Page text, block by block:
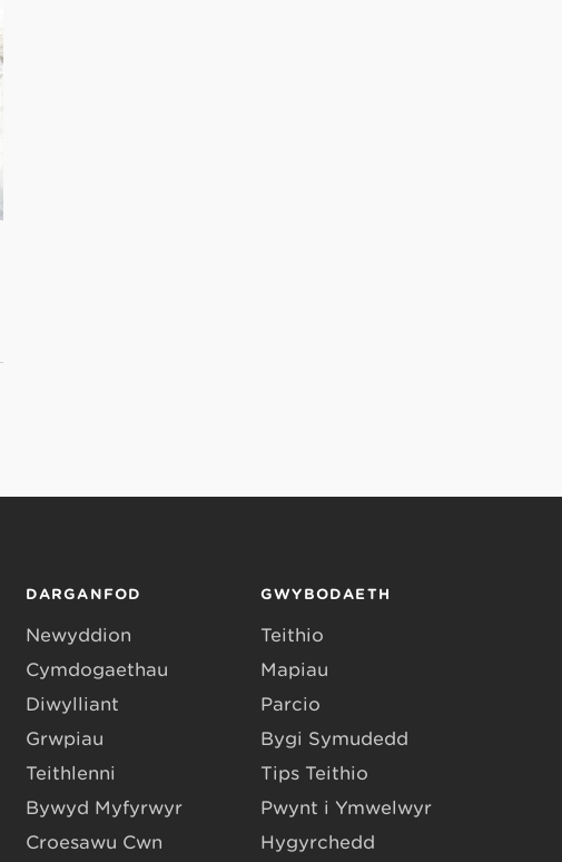
DARGANFOD
Newyddion
Cymdogaethau
Diwylliant
Grwpiau
Teithlenni
Bywyd Myfyrwyr
Croesawu Cŵn
GWYBODAETH
Teithio
Mapiau
Parcio
Bygi Symudedd
Tips Teithio
Pwynt i Ymwelwyr
Hygyrchedd